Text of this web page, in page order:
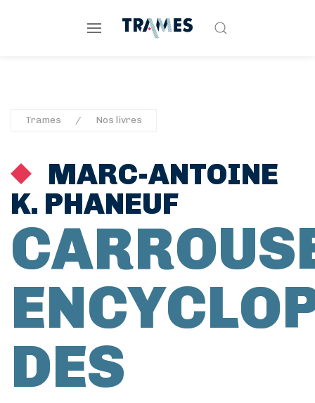
Trames Nos livres
MARC-ANTOINE
K. PHANEUF
DES